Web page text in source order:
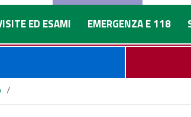
ED ESAMI EMERGENZA E 118
/